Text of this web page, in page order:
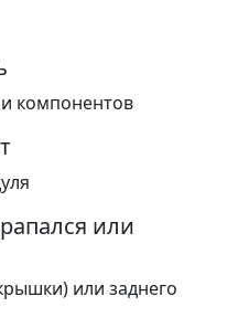
компонентов
или
или заднего